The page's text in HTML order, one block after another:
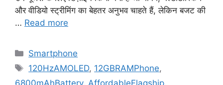
और वीडियो स्ट्रीमिंग का बेहतर अनुभव चाहते हैं, लेकिन बजट की
… Read more
Categories
Smartphone
Tags
120HzAMOLED, 12GBRAMPhone,
6800mAhBattery, AffordableFlagship,